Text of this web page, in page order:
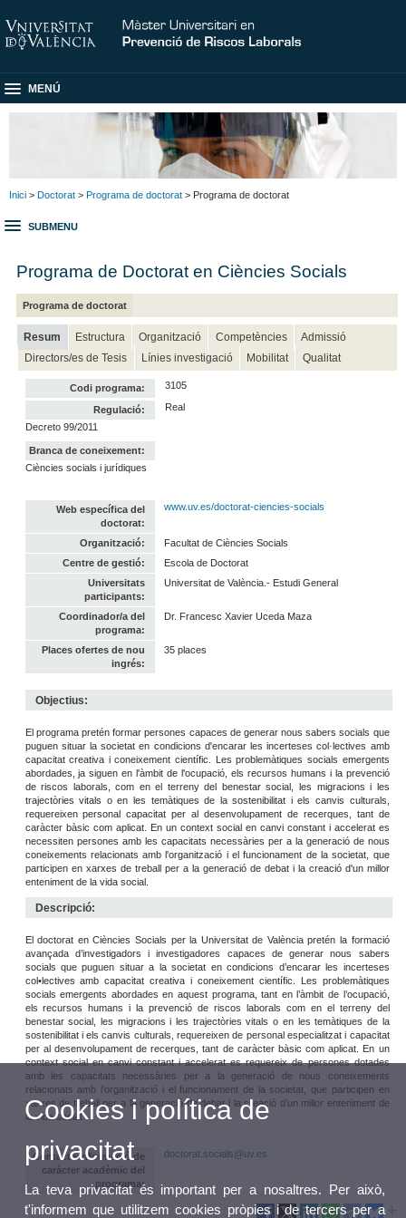
MENÚ
Inici > Doctorat > Programa de doctorat > Programa de doctorat
SUBMENU
Programa de Doctorat en Ciències Socials
Programa de doctorat
Resum Estructura Organització Competències
Admissió
Directors/es de Tesis
Línies investigació Mobilitat Qualitat
Codi programa: 3105
Regulació:
Real
Decreto 99/2011
Branca de coneixement:
Ciències socials i jurídiques
Web específica del
doctorat:
www.uv.es/doctorat-ciencies-socials
Organització:
Facultat de Ciències Socials
Centre de gestió:
Escola de Doctorat
Universitats
participants:
Universitat de València.- Estudi General
Coordinador/a del
programa:
Dr. Francesc Xavier Uceda Maza
Places ofertes de nou
ingrés:
35 places
Objectius:
El programa pretén formar persones capaces de generar nous sabers socials que
puguen situar la societat en condicions d'encarar les incerteses col·lectives amb
capacitat creativa i coneixement científic. Les problemàtiques socials emergents
abordades, ja siguen en l'àmbit de l'ocupació, els recursos humans i la prevenció
de riscos laborals, com en el terreny del benestar social, les migracions i les
trajectòries vitals o en les temàtiques de la sostenibilitat i els canvis culturals,
requereixen personal capacitat per al desenvolupament de recerques, tant de
caràcter bàsic com aplicat. En un context social en canvi constant i accelerat es
necessiten persones amb les capacitats necessàries per a la generació de nous
coneixements relacionats amb l'organització i el funcionament de la societat, que
participen en xarxes de treball per a la generació de debat i la creació d'un millor
enteniment de la vida social.
Descripció:
El doctorat en Ciències Socials per la Universitat de València pretén la formació
avançada d’investigadors i investigadores capaces de generar nous sabers
socials que puguen situar a la societat en condicions d’encarar les incerteses
col•lectives amb capacitat creativa i coneixement científic. Les problemàtiques
socials emergents abordades en aquest programa, tant en l’àmbit de l’ocupació,
els recursos humans i la prevenció de riscos laborals com en el terreny del
benestar social, les migracions i les trajectòries vitals o en les temàtiques de la
sostenibilitat i els canvis culturals, requereixen de personal especialitzat i capacitat
per al desenvolupament de recerques, tant de caràcter bàsic com aplicat. En un
context social en canvi constant i accelerat es requereix de persones dotades
amb les capacitats necessàries per a la generació de nous coneixements
relacionats amb l’organització i el funcionament de la societat, que participen en
xarxes de treball per a la generació de debat i la creació d’un millor enteniment de
la vida social.
Contacte informació de
caràcter acadèmic del
programa:
doctorat.socials@uv.es
Cookies i política de
privacitat
La teva privacitat és important per a nosaltres. Per això,
t'informem que utilitzem cookies pròpies i de tercers per a